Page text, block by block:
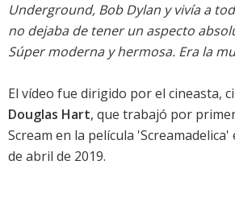
Underground, Bob Dylan y vivía a
no dejaba de tener un aspecto
Súper moderna y hermosa. Era la
El vídeo fue dirigido por el cineasta,
Douglas Hart, que trabajó por
Scream en la película 'Screamadelica'
de abril de 2019.